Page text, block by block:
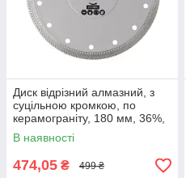
Диск відрізний алмазний, з
суцільною кромкою, по
керамограніту, 180 мм, 36%,
8600 об/хв INTERTOOL CT-
3104
В наявності
474,05 ₴ 499 ₴